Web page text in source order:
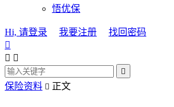
悟优保
Hi, 请登录 我要注册
找回密码

 

保险资料  正文